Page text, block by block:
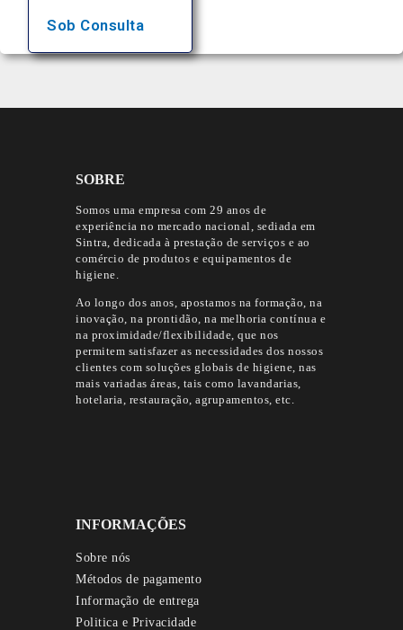
Sob Consulta
SOBRE
Somos uma empresa com 29 anos de
experiência no mercado nacional, sediada em
Sintra, dedicada à prestação de serviços e ao
comércio de produtos e equipamentos de
higiene.
Ao longo dos anos, apostamos na formação, na
inovação, na prontidão, na melhoria contínua e
na proximidade/flexibilidade, que nos
permitem satisfazer as necessidades dos nossos
clientes com soluções globais de higiene, nas
mais variadas áreas, tais como lavandarias,
hotelaria, restauração, agrupamentos, etc.
INFORMAÇÕES
Sobre nós
Métodos de pagamento
Informação de entrega
Politica e Privacidade